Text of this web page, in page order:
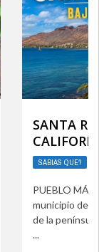
SANTA
SABIAS QUE?
PUEBLO
municipio de
de la
...